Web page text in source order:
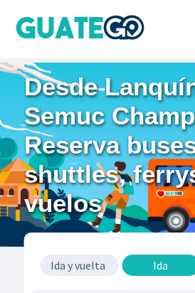
Desde
Semuc
Reserva
shuttles,
vuelos
Ida y vuelta Ida